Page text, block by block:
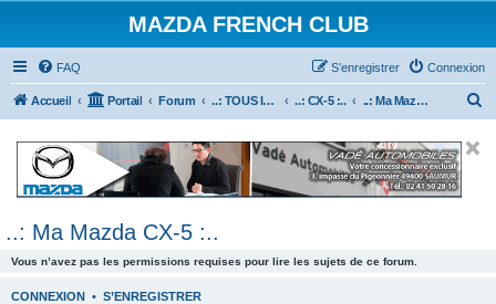
MAZDA FRENCH CLUB
FAQ Connexion
S’enregistrer
Accueil Portail Forum ..: TOUS les Véhicules MAZDA :.. ..: CX-5 :.. ..: Ma Mazda CX-5 :..
..: Ma Mazda CX-5 :..
Vous n’avez pas les permissions requises pour lire les sujets de ce forum.
CONNEXION • S’ENREGISTRER